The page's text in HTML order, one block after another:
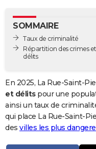
GUIDES D'ACHAT
BONS PLANS
Carte de Noël
Carte Bonne année
Carte Saint-Valentin
Carte Pâques
Carte d'anniversaire
DICTIONNAIRE
Dictionnaire
Biographies
Citations
Expressions
Proverbes
PROGRAMME TV
SOMMAIRE
Taux de criminalité
Répartition des crimes et
délits
En 2025, La Rue-Saint-
et délitspour une
ainsi un taux de
qui place La Rue-Saint-
des villes les plus